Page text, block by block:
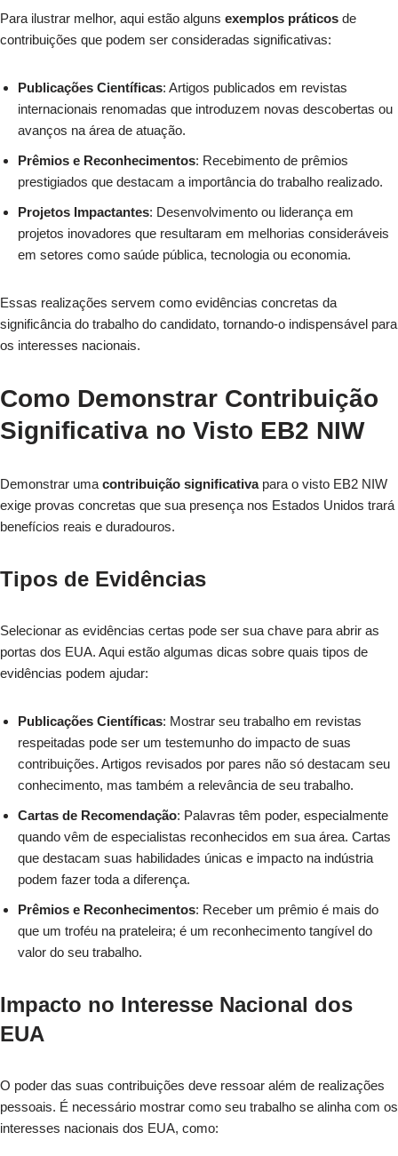
Para ilustrar melhor, aqui estão alguns exemplos práticos de
contribuições que podem ser consideradas significativas:
Publicações Científicas: Artigos publicados em revistas
internacionais renomadas que introduzem novas descobertas ou
avanços na área de atuação.
Prêmios e Reconhecimentos: Recebimento de prêmios
prestigiados que destacam a importância do trabalho realizado.
Projetos Impactantes: Desenvolvimento ou liderança em
projetos inovadores que resultaram em melhorias consideráveis
em setores como saúde pública, tecnologia ou economia.
Essas realizações servem como evidências concretas da
significância do trabalho do candidato, tornando-o indispensável para
os interesses nacionais.
Como Demonstrar Contribuição
Significativa no Visto EB2 NIW
Demonstrar uma contribuição significativapara o visto EB2 NIW
exige provas concretas que sua presença nos Estados Unidos trará
benefícios reais e duradouros.
Tipos de Evidências
Selecionar as evidências certas pode ser sua chave para abrir as
portas dos EUA. Aqui estão algumas dicas sobre quais tipos de
evidências podem ajudar:
Publicações Científicas: Mostrar seu trabalho em revistas
respeitadas pode ser um testemunho do impacto de suas
contribuições. Artigos revisados por pares não só destacam seu
conhecimento, mas também a relevância de seu trabalho.
Cartas de Recomendação: Palavras têm poder, especialmente
quando vêm de especialistas reconhecidos em sua área. Cartas
que destacam suas habilidades únicas e impacto na indústria
podem fazer toda a diferença.
Prêmios e Reconhecimentos: Receber um prêmio é mais do
que um troféu na prateleira; é um reconhecimento tangível do
valor do seu trabalho.
Impacto no Interesse Nacional dos
EUA
O poder das suas contribuições deve ressoar além de realizações
pessoais. É necessário mostrar como seu trabalho se alinha com os
interesses nacionais dos EUA, como: